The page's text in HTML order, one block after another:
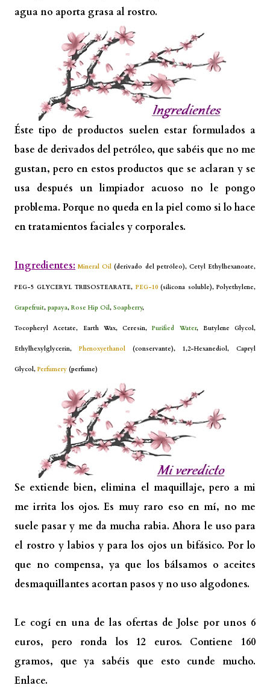
agua no aporta grasa al rostro.
Éste tipo de productos suelen estar formulados a
base de derivados del petróleo, que sabéis que no me
gustan, pero en estos productos que se aclaran y se
usa después un limpiador acuoso no le pongo
problema. Porque no queda en la piel como si lo hace
en tratamientos faciales y corporales.
Ingredientes: Mineral Oil (derivado del petróleo), Cetyl Ethylhexanoate,
PEG-5 GLYCERYL TRIISOSTEARATE,PEG-10(silicona soluble), Polyethylene,
Grapefruit, papaya, Rose Hip Oil, Soapberry,
Tocopheryl Acetate, Earth Wax, Ceresin,Purified Water, Butylene Glycol,
Ethylhexylglycerin,Phenoxyethanol (conservante), 1,2-Hexanediol, Capryl
Glycol,Perfumery (perfume)
Se extiende bien, elimina el maquillaje, pero a mi
me irrita los ojos. Es muy raro eso en mí, no me
suele pasar y me da mucha rabia. Ahora le uso para
el rostro y labios y para los ojos un bifásico. Por lo
que no compensa, ya que los bálsamos o aceites
desmaquillantes acortan pasos y no uso algodones.
Le cogí en una de las ofertas de Jolse por unos 6
euros, pero ronda los 12 euros. Contiene 160
gramos, que ya sabéis que esto cunde mucho.
Enlace.